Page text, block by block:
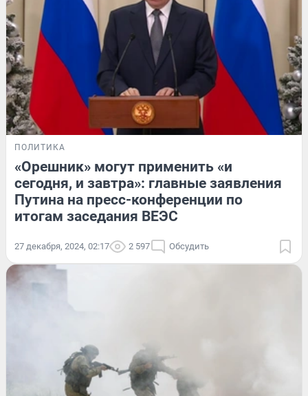
ПОЛИТИКА
«Орешник» могут применить «и
сегодня, и завтра»: главные заявления
Путина на пресс-конференции по
итогам заседания ВЕЭС
27 декабря, 2024, 02:17 2 597 Обсудить